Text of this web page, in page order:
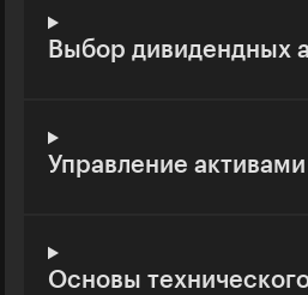
Выбор дивидендных
Управление активами
Основы